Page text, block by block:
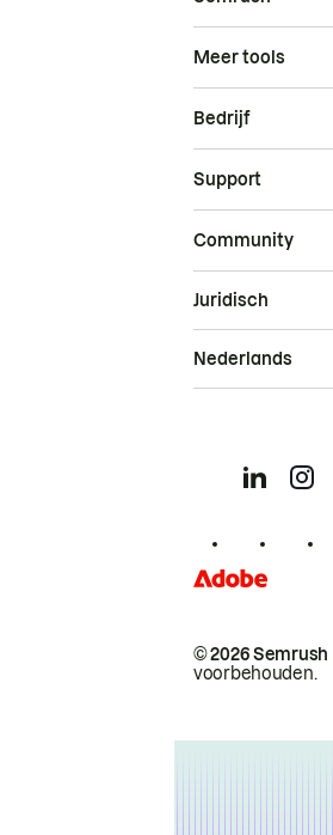
Meer tools
Bedrijf
Support
Community
© 2026 Semrush
voorbehouden.
Juridisch
Nederlands